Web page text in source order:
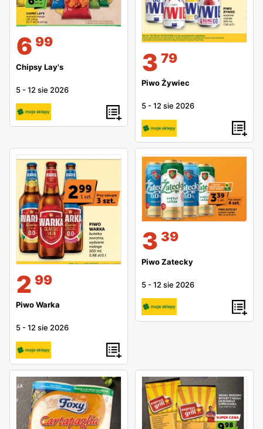
6 99
Chipsy Lay's
5 -12 sie 2026
3 79
Piwo Żywiec
5 -12 sie 2026
2 99
Piwo Warka
5 -12 sie 2026
3 39
Piwo Zatecky
5 -12 sie 2026